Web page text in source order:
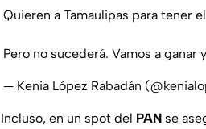
Quieren a Tamaulipas para tener
Pero no sucederá. Vamos a ganar y
— Kenia López Rabadán
Incluso, en un spot del PAN se